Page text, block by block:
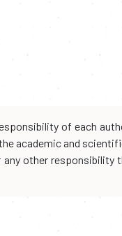
of each
academic and
other